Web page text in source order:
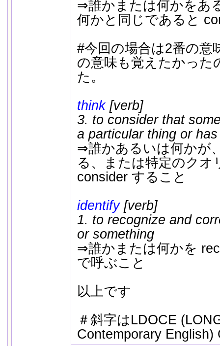
⇒誰かまたは何かをあ
何かと同じであると
#今回の場合は2番の意
の意味も覚えたかった
た。
think[verb]
3. to consider that
a particular thing or
⇒誰かあるいは何かが
る、または特定のクオ
consider すること
identify[verb]
1. to recognize and
or something
⇒誰かまたは何かを
で呼ぶこと
以上です
＃斜字はLDOCE
Contemporary English)